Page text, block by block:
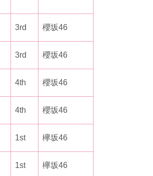
3rd 櫻坂46
3rd 櫻坂46
4th 櫻坂46
4th 櫻坂46
1st 欅坂46
1st 欅坂46